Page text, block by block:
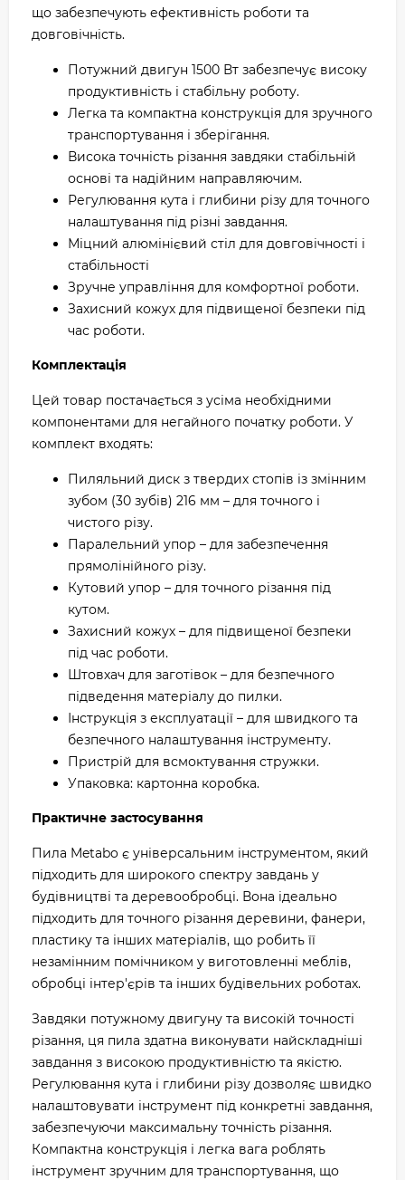
що забезпечують ефективність роботи та
довговічність.
Потужний двигун 1500 Вт забезпечує високу
продуктивність і стабільну роботу.
Легка та компактна конструкція для зручного
транспортування і зберігання.
Висока точність різання завдяки стабільній
основі та надійним направляючим.
Регулювання кута і глибини різу для точного
налаштування під різні завдання.
Міцний алюмінієвий стіл для довговічності і
стабільності
Зручне управління для комфортної роботи.
Захисний кожух для підвищеної безпеки під
час роботи.
Комплектація
Цей товар постачається з усіма необхідними
компонентами для негайного початку роботи. У
комплект входять:
Пиляльний диск з твердих стопів із змінним
зубом (30 зубів) 216 мм – для точного і
чистого різу.
Паралельний упор – для забезпечення
прямолінійного різу.
Кутовий упор – для точного різання під
кутом.
Захисний кожух – для підвищеної безпеки
під час роботи.
Штовхач для заготівок – для безпечного
підведення матеріалу до пилки.
Інструкція з експлуатації – для швидкого та
безпечного налаштування інструменту.
Пристрій для всмоктування стружки.
Упаковка: картонна коробка.
Практичне застосування
Пила Metabo є універсальним інструментом, який
підходить для широкого спектру завдань у
будівництві та деревообробці. Вона ідеально
підходить для точного різання деревини, фанери,
пластику та інших матеріалів, що робить її
незамінним помічником у виготовленні меблів,
обробці інтер'єрів та інших будівельних роботах.
Завдяки потужному двигуну та високій точності
різання, ця пила здатна виконувати найскладніші
завдання з високою продуктивністю та якістю.
Регулювання кута і глибини різу дозволяє швидко
налаштовувати інструмент під конкретні завдання,
забезпечуючи максимальну точність різання.
Компактна конструкція і легка вага роблять
інструмент зручним для транспортування, що